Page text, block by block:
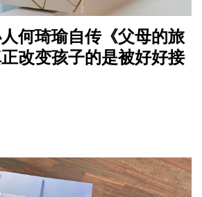
何琦瑜自传《父母的旅
改变孩子的是被好好接